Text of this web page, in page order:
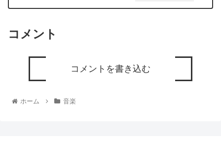
コメント
コメントを書き込む
ホーム 音楽